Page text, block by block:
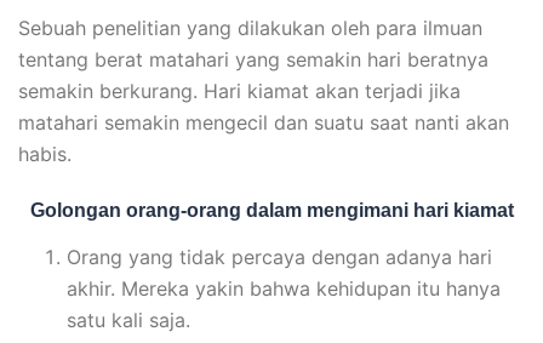
Sebuah penelitian yang dilakukan oleh para ilmuan
tentang berat matahari yang semakin hari beratnya
semakin berkurang. Hari kiamat akan terjadi jika
matahari semakin mengecil dan suatu saat nanti akan
habis.
Golongan orang-orang dalam mengimani hari kiamat
Orang yang tidak percaya dengan adanya hari
akhir. Mereka yakin bahwa kehidupan itu hanya
satu kali saja.